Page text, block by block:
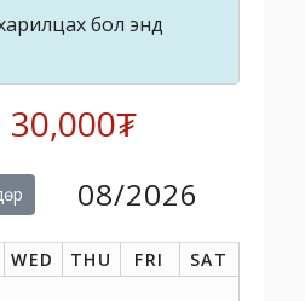
бол энд
30,000₮
08/2026
WED THU FRI SAT